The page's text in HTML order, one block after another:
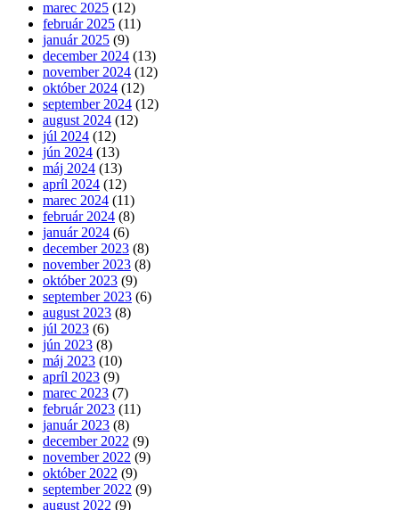
marec 2025 (12)
február 2025 (11)
január 2025 (9)
december 2024 (13)
november 2024 (12)
október 2024 (12)
september 2024 (12)
august 2024 (12)
júl 2024 (12)
jún 2024 (13)
máj 2024 (13)
apríl 2024 (12)
marec 2024 (11)
február 2024 (8)
január 2024 (6)
december 2023 (8)
november 2023 (8)
október 2023 (9)
september 2023 (6)
august 2023 (8)
júl 2023 (6)
jún 2023 (8)
máj 2023 (10)
apríl 2023 (9)
marec 2023 (7)
február 2023 (11)
január 2023 (8)
december 2022 (9)
november 2022 (9)
október 2022 (9)
september 2022 (9)
august 2022 (9)